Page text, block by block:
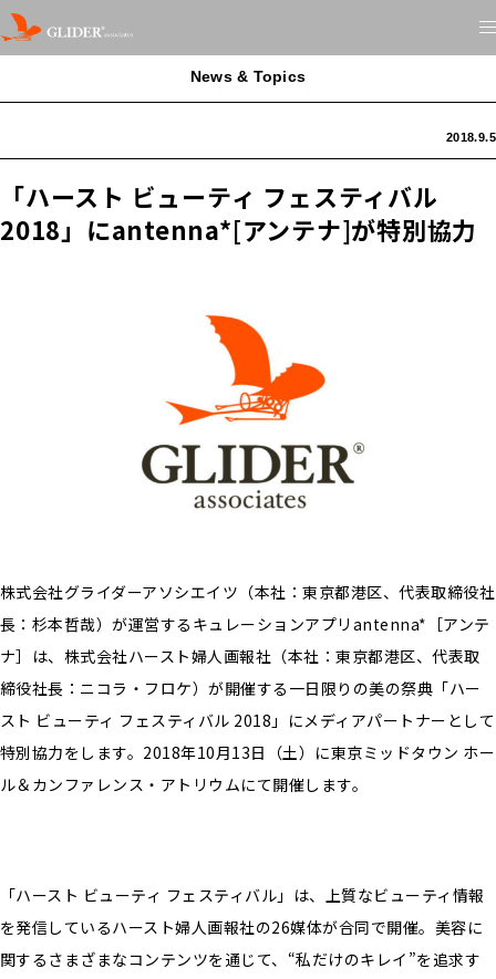
News & Topics
2018.9.5
「ハースト ビューティ フェスティバル
2018」にantenna*[アンテナ]が特別協力
株式会社グライダーアソシエイツ（本社：東京都港区、代表取締役社
長：杉本哲哉）が運営するキュレーションアプリantenna*［アンテ
ナ］は、株式会社ハースト婦人画報社（本社：東京都港区、代表取
締役社長：ニコラ・フロケ）が開催する一日限りの美の祭典「ハー
スト ビューティ フェスティバル 2018」にメディアパートナーとして
特別協力をします。2018年10月13日（土）に東京ミッドタウン ホー
ル＆カンファレンス・アトリウムにて開催します。
「ハースト ビューティ フェスティバル」は、上質なビューティ情報
を発信しているハースト婦人画報社の26媒体が合同で開催。美容に
関するさまざまなコンテンツを通じて、“私だけのキレイ”を追求す